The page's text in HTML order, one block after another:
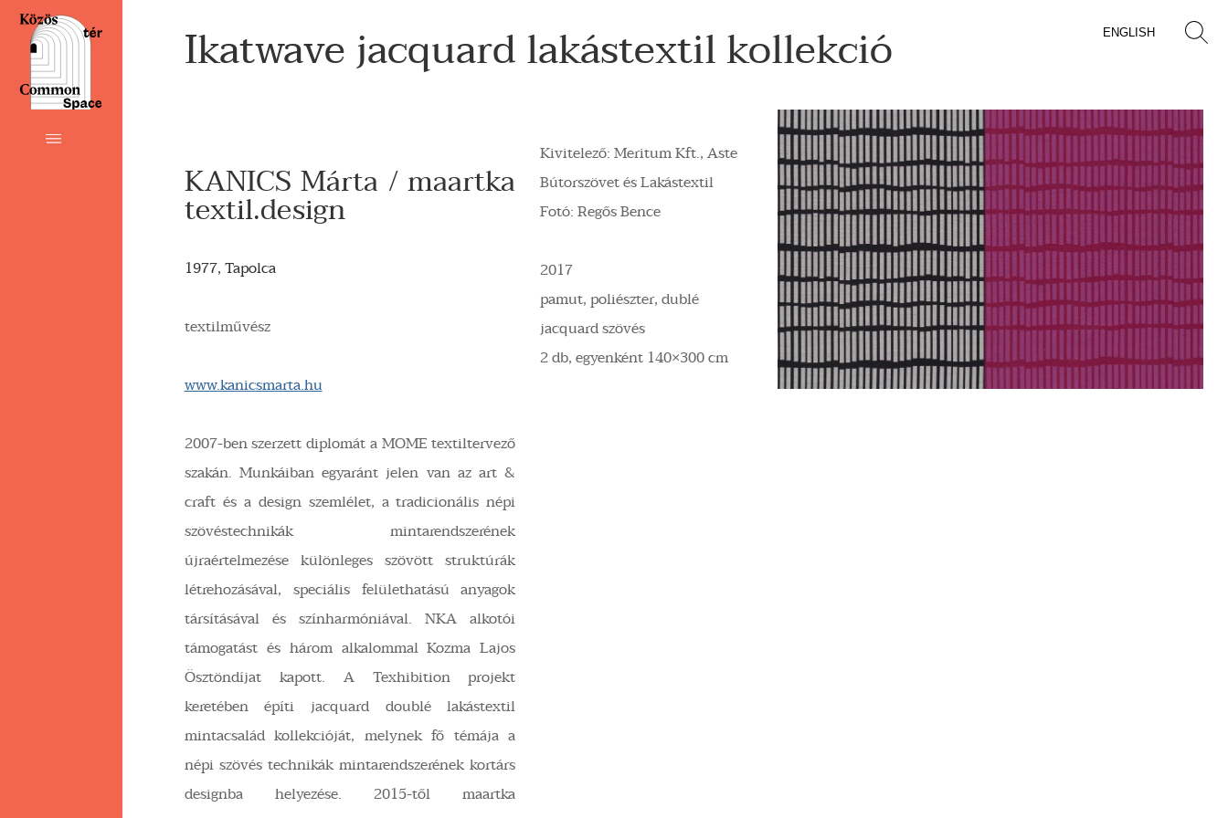
ENGLISH
Ikatwave jacquard lakástextil kollekció
KANICS Márta / maartka
textil.design
1977, Tapolca
textilművész
www.kanicsmarta.hu
2007-ben szerzett diplomát a MOME textiltervező
szakán. Munkáiban egyaránt jelen van az art &
craft és a design szemlélet, a tradicionális népi
szövéstechnikák mintarendszerének
újraértelmezése különleges szövött struktúrák
létrehozásával, speciális felülethatású anyagok
társításával és színharmóniával. NKA alkotói
támogatást és három alkalommal Kozma Lajos
Ösztöndíjat kapott. A Texhibition projekt
keretében építi jacquard doublé lakástextil
mintacsalád kollekcióját, melynek fő témája a
népi szövés technikák mintarendszerének kortárs
designba helyezése. 2015-től maartka
Kivitelező: Meritum Kft., Aste
Bútorszövet és Lakástextil
Fotó: Regős Bence
2017
pamut, poliészter, dublé
jacquard szövés
2 db, egyenként 140×300 cm